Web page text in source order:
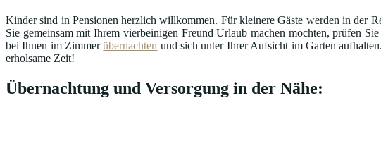
Kinder sind in Pensionen herzlich willkommen. Für kleinere Gäste werden in der
Sie gemeinsam mit Ihrem vierbeinigen Freund Urlaub machen möchten, prüfen
bei Ihnen im Zimmerübernachten und sich unter Ihrer Aufsicht im Garten
erholsame Zeit!
Übernachtung und Versorgung in der Nähe: